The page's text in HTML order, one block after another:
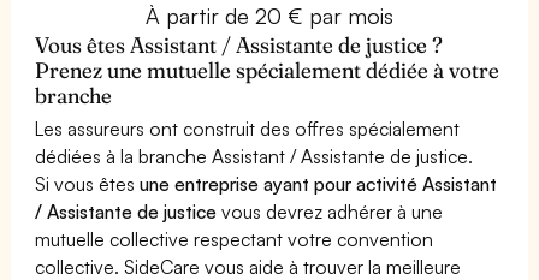
À partir de 20 € par mois
Vous êtes Assistant / Assistante de justice ?
Prenez une mutuelle spécialement dédiée à votre
branche
Les assureurs ont construit des offres spécialement
dédiées à la branche Assistant / Assistante de justice.
Si vous êtesune entreprise ayant pour activité Assistant
/ Assistante de justice vous devrez adhérer à une
mutuelle collective respectant votre convention
collective. SideCare vous aide à trouver la meilleure